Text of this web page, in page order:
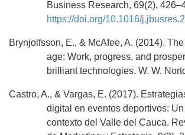
Business Research, 69(2),
https://doi.org/10.1016/
Brynjolfsson, E., & McAfee, A. (2014).
age: Work, progress, and
brilliant technologies. W. W.
Castro, A., & Vargas, E. (2017).
digital en eventos deportivos:
contexto del Valle del Cauca.